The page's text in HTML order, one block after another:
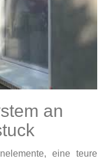
an
eine teure